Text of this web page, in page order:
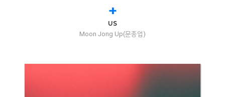
+
US
Moon Jong Up(문종업)